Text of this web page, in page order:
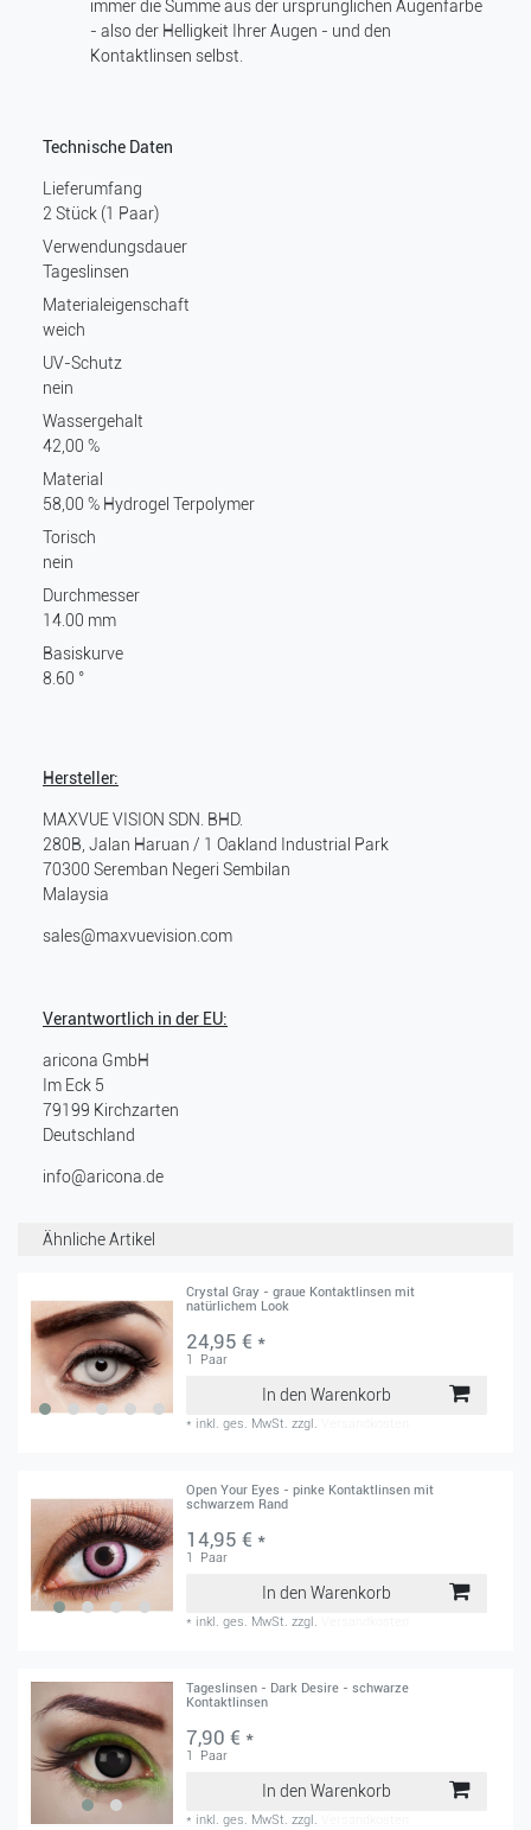
immer die Summe aus der ursprünglichen Augenfarbe
- also der Helligkeit Ihrer Augen - und den
Kontaktlinsen selbst.
Technische Daten
Lieferumfang
2 Stück (1 Paar)
Verwendungsdauer
Tageslinsen
Materialeigenschaft
weich
UV-Schutz
nein
Wassergehalt
42,00 %
Material
58,00 % Hydrogel Terpolymer
Torisch
nein
Durchmesser
14.00 mm
Basiskurve
8.60 °
Hersteller:
MAXVUE VISION SDN. BHD.
280B, Jalan Haruan / 1 Oakland Industrial Park
70300 Seremban Negeri Sembilan
Malaysia
sales@maxvuevision.com
Verantwortlich in der EU:
aricona GmbH
Im Eck 5
79199 Kirchzarten
Deutschland
info@aricona.de
Ähnliche Artikel
Crystal Gray - graue Kontaktlinsen mit
natürlichem Look
24,95 € *
1 Paar
In den Warenkorb
* inkl. ges. MwSt. zzgl.
Open Your Eyes - pinke Kontaktlinsen mit
schwarzem Rand
14,95 € *
1 Paar
In den Warenkorb
* inkl. ges. MwSt. zzgl.
Tageslinsen - Dark Desire - schwarze
Kontaktlinsen
7,90 € *
1 Paar
In den Warenkorb
* inkl. ges. MwSt. zzgl.